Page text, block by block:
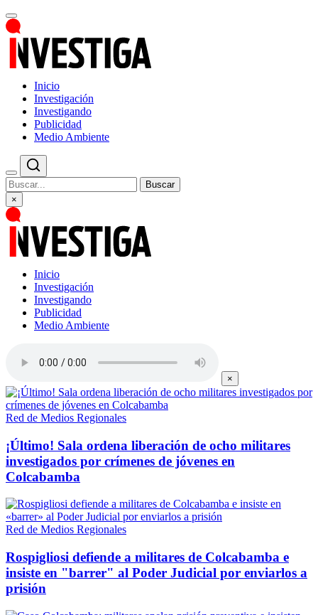
Inicio
Investigación
Investigando
Publicidad
Medio Ambiente
Buscar
×
Inicio
Investigación
Investigando
Publicidad
Medio Ambiente
×
Red de Medios Regionales
¡Último! Sala ordena liberación de ocho militares
investigados por crímenes de jóvenes en
Colcabamba
Red de Medios Regionales
Rospigliosi defiende a militares de Colcabamba e
insiste en "barrer" al Poder Judicial por enviarlos a
prisión